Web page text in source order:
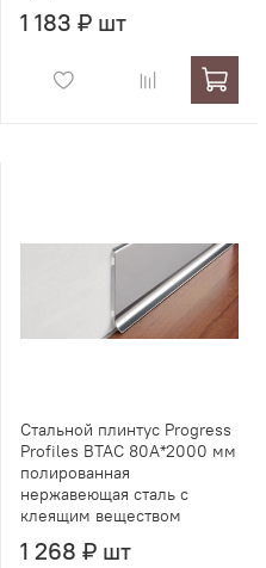
1 183 ₽ шт
Стальной плинтус Progress
Profiles BTAC 80А*2000 мм
полированная
нержавеющая сталь с
клеящим веществом
1 268 ₽ шт